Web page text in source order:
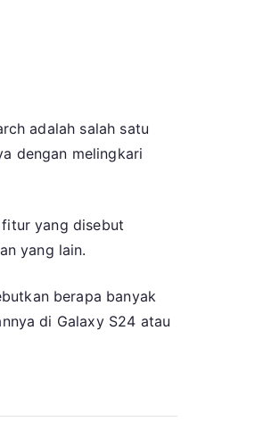
adalah salah satu
dengan melingkari
yang disebut
yang lain.
berapa banyak
di Galaxy S24 atau